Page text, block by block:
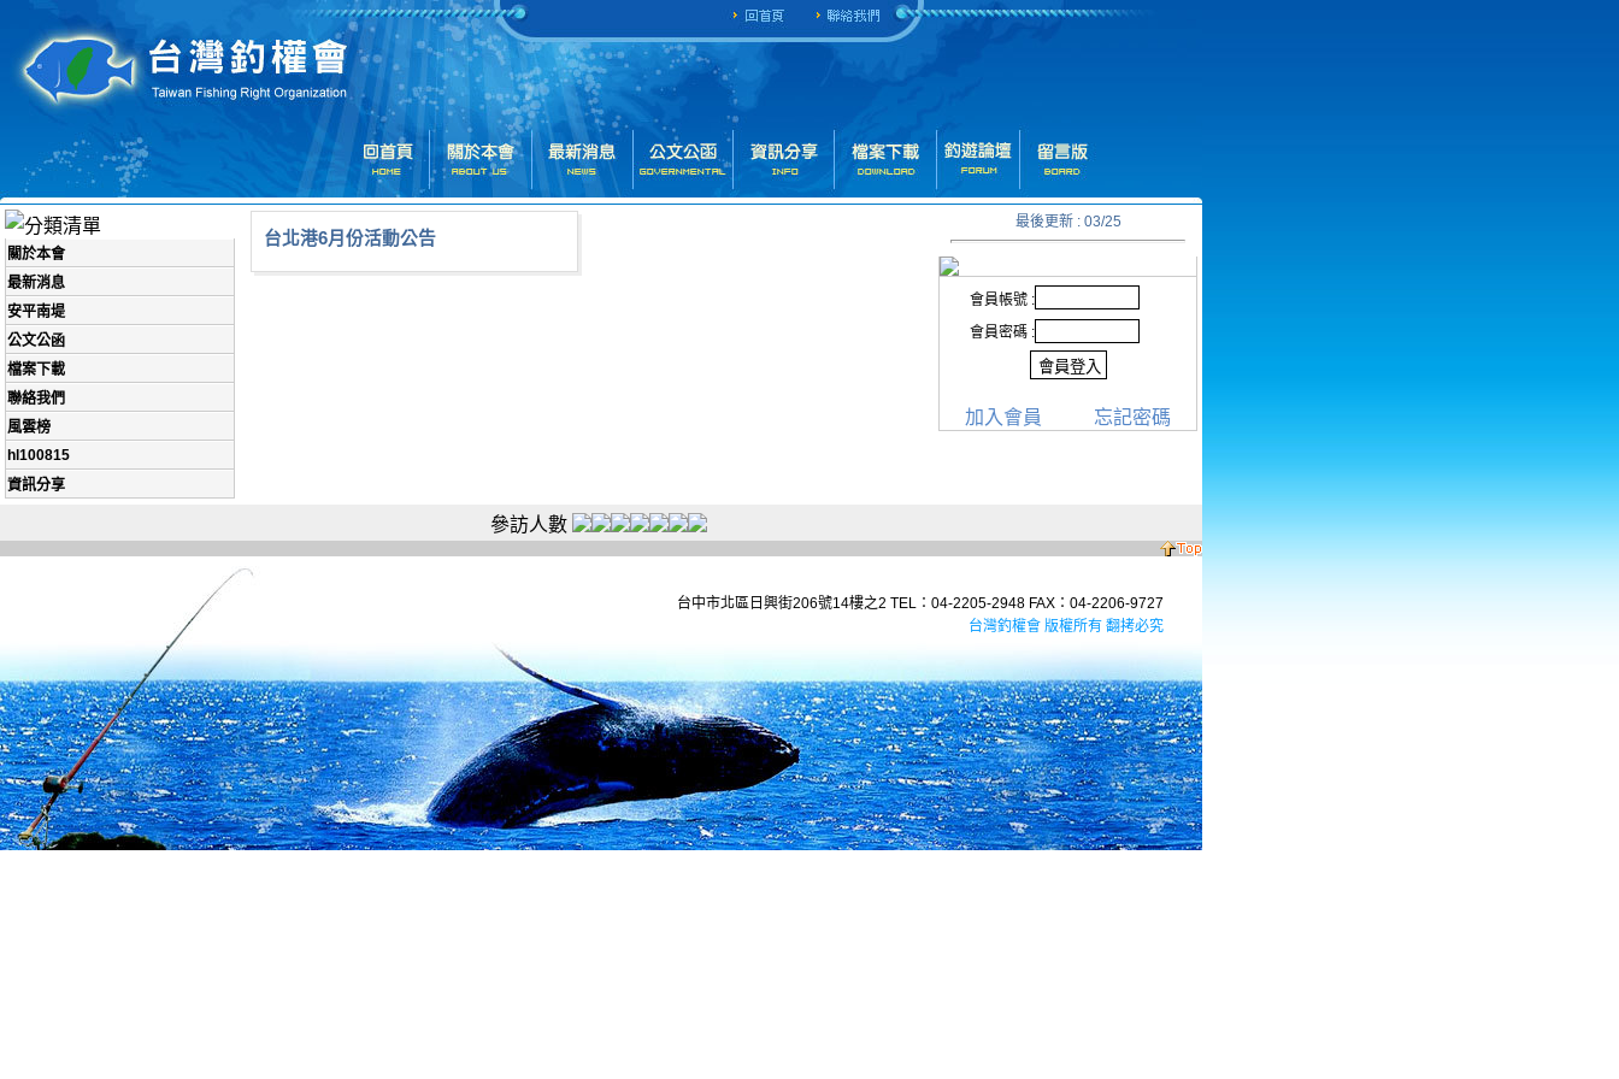
關於本會
最新消息
安平南堤
公文公函
檔案下載
聯絡我們
風雲榜
hl100815
資訊分享
台北港6月份活動公告
最後更新 : 03/25
會員帳號 :
會員密碼 :
加入會員 忘記密碼
參訪人數
台中市北區日興街206號14樓之2 TEL：04-2205-2948 FAX：04-2206-9727
台灣釣權會 版權所有 翻拷必究